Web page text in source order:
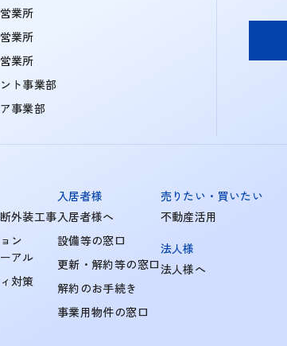
業所
業所
業所
ト事業部
事業部
外装工事
ン
アル
対策
入居者様
入居者様へ
設備等の窓口
更新・解約等の窓口
解約のお手続き
事業用物件の窓口
売りたい・買いたい
不動産活用
法人様
法人様へ